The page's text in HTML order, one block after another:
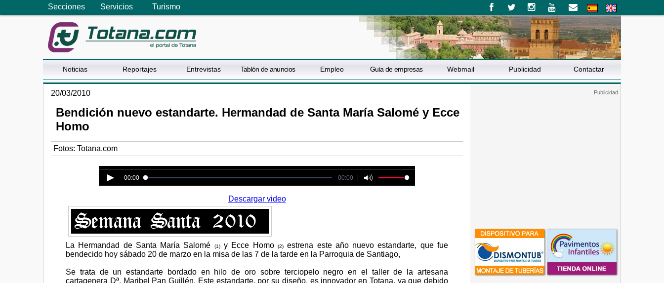
Secciones Servicios Turismo
Noticias Reportajes Entrevistas Tablón de anuncios Empleo Guía de empresas Webmail Publicidad Contactar
20/03/2010
Bendición nuevo estandarte. Hermandad de Santa María Salomé y Ecce
Homo
Fotos: Totana.com
Error loading media: File could not be played
00:00 00:00
Descargar video
La Hermandad de Santa María Salomé (1)y Ecce Homo (2)estrena este año nuevo estandarte, que fue
bendecido hoy sábado 20 de marzo en la misa de las 7 de la tarde en la Parroquia de Santiago,
Se trata de un estandarte bordado en hilo de oro sobre terciopelo negro en el taller de la artesana
cartagenera Dª. Maribel Pan Guillén. Este estandarte, por su diseño, es innovador en Totana, ya que debido